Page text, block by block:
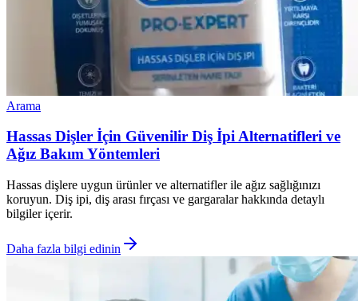
Arama
Hassas Dişler İçin Güvenilir Diş İpi Alternatifleri ve
Ağız Bakım Yöntemleri
Hassas dişlere uygun ürünler ve alternatifler ile ağız sağlığınızı
koruyun. Diş ipi, diş arası fırçası ve gargaralar hakkında detaylı
bilgiler içerir.
Daha fazla bilgi edinin